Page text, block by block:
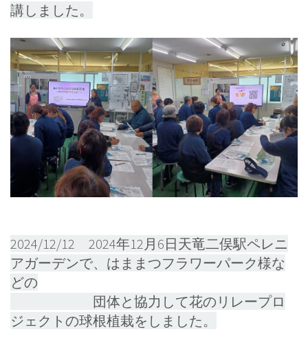
講しました。
2024/12/12 2024年12月6日天竜二俣駅ペレニ
アガーデンで、はままつフラワーパーク様な
どの
団体と協力して花のリレープロ
ジェクトの球根植栽をしました。